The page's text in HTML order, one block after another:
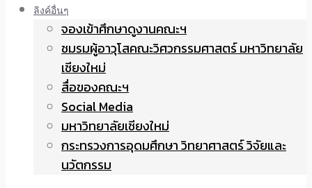
ลิงค์อื่นๆ
จองเข้าศึกษาดูงานคณะฯ
ชมรมผู้อาวุโสคณะวิศวกรรมศาสตร์ มหาวิทยาลัย
เชียงใหม่
สื่อของคณะฯ
Social Media
มหาวิทยาลัยเชียงใหม่
กระทรวงการอุดมศึกษา วิทยาศาสตร์ วิจัยและ
นวัตกรรม